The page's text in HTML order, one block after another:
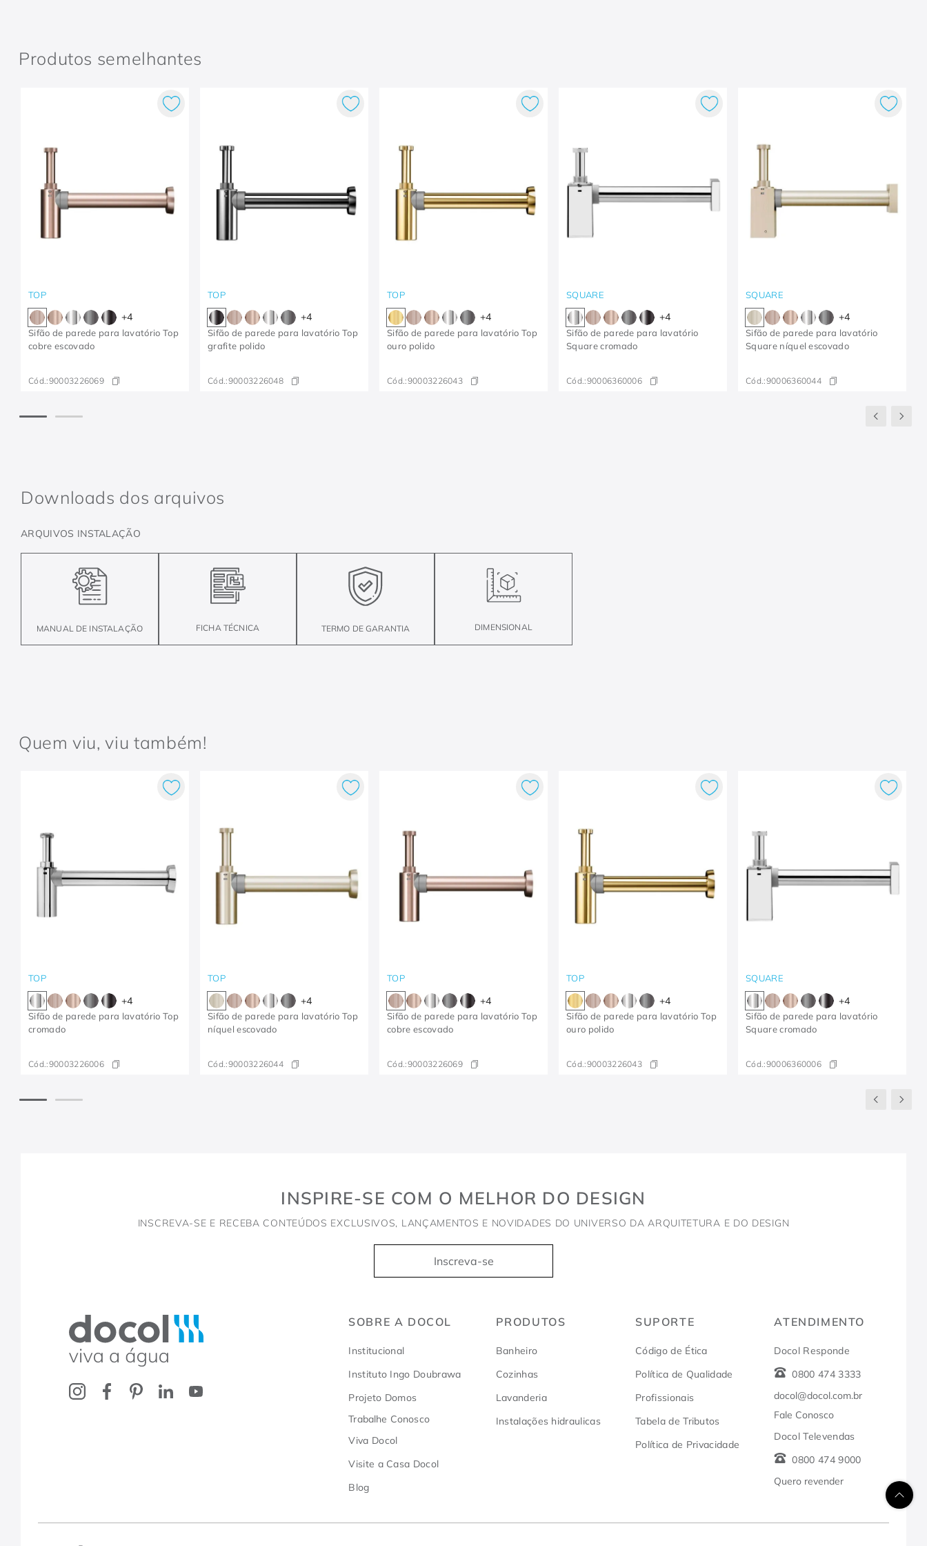
Produtos semelhantes
TOP
+4
Sifão de parede para lavatório Top
cobre escovado
Cód.:90003226069
TOP
+4
Sifão de parede para lavatório Top
grafite polido
Cód.:90003226048
TOP
+4
Sifão de parede para lavatório Top
ouro polido
Cód.:90003226043
SQUARE
+4
Sifão de parede para lavatório
Square cromado
Cód.:90006360006
SQUARE
+4
Sifão de parede para lavatório
Square níquel escovado
Cód.:90006360044
Downloads dos arquivos
ARQUIVOS INSTALAÇÃO
MANUAL DE INSTALAÇÃO FICHA TÉCNICA TERMO DE GARANTIA DIMENSIONAL
Quem viu, viu também!
TOP
+4
Sifão de parede para lavatório Top
cromado
Cód.:90003226006
TOP
+4
Sifão de parede para lavatório Top
níquel escovado
Cód.:90003226044
TOP
+4
Sifão de parede para lavatório Top
cobre escovado
Cód.:90003226069
TOP
+4
Sifão de parede para lavatório Top
ouro polido
Cód.:90003226043
SQUARE
+4
Sifão de parede para lavatório
Square cromado
Cód.:90006360006
INSPIRE-SE COM O MELHOR DO DESIGN
INSCREVA-SE E RECEBA CONTEÚDOS EXCLUSIVOS, LANÇAMENTOS E NOVIDADES DO UNIVERSO DA ARQUITETURA E DO DESIGN
Inscreva-se
Docol, viva a água
SOBRE A DOCOL
Institucional
Instituto Ingo Doubrawa
Projeto Domos
Trabalhe Conosco
Viva Docol
Visite a Casa Docol
Blog
PRODUTOS
Banheiro
Cozinhas
Lavanderia
Instalações hidraulicas
SUPORTE
Código de Ética
Política de Qualidade
Profissionais
Tabela de Tributos
Política de Privacidade
ATENDIMENTO
Docol Responde
0800 474 3333
docol@docol.com.br
Fale Conosco
Docol Televendas
0800 474 9000
Quero revender